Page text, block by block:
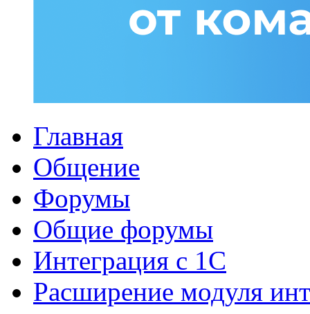
Главная
Общение
Форумы
Общие форумы
Интеграция с 1С
Расширение модуля